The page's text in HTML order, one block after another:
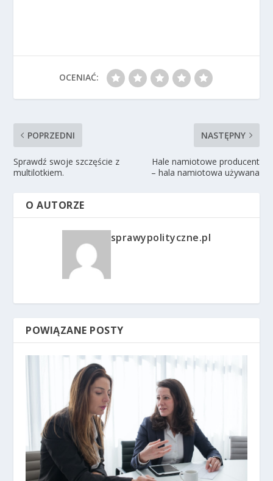
OCENIAĆ:
POPRZEDNI
Sprawdź swoje szczęście z
multilotkiem.
NASTĘPNY
Hale namiotowe producent
– hala namiotowa używana
O AUTORZE
sprawypolityczne.pl
POWIĄZANE POSTY